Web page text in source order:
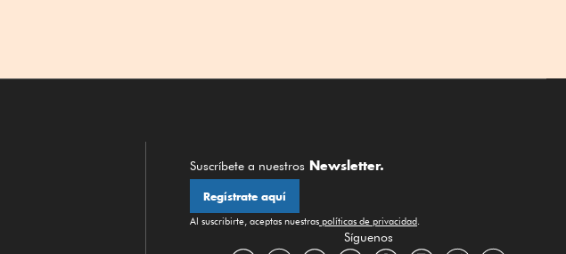
Suscríbete a nuestros Newsletter.
Regístrate aquí
Al suscribirte, aceptas nuestras políticas de privacidad
Síguenos